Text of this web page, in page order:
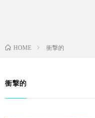
HOME 衝撃的
衝撃的